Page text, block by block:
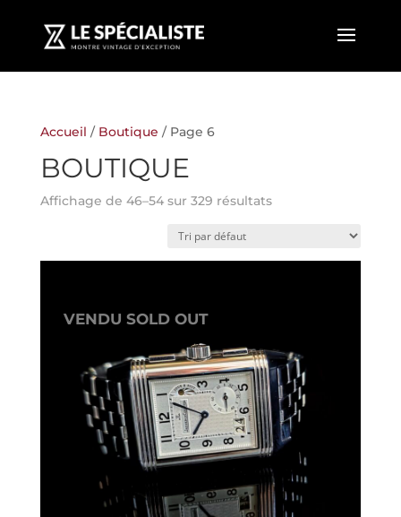
Accueil / Boutique / Page 6
BOUTIQUE
Affichage de 46–54 sur 329 résultats
VENDU SOLD OUT